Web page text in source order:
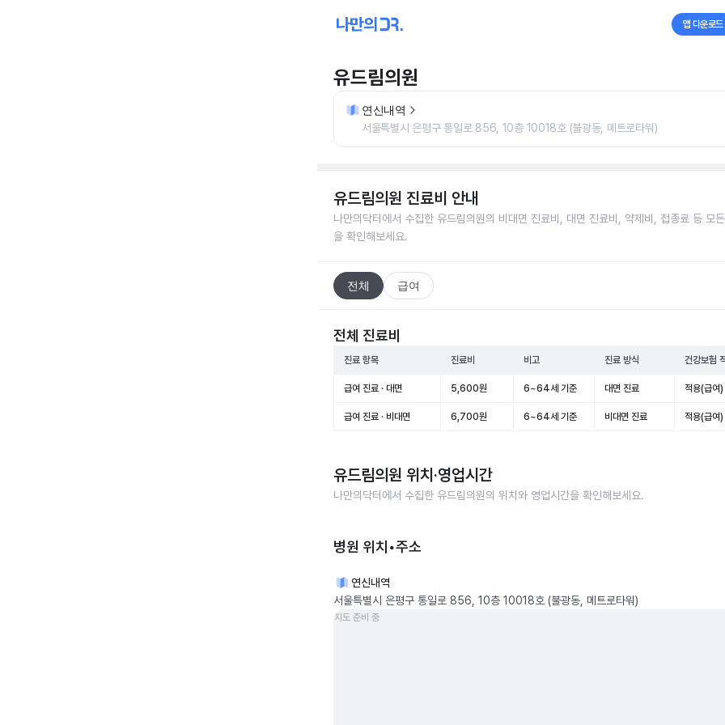
앱 다운로드
유드림의원
연신내역
서울특별시 은평구 통일로 856, 10층 10018호 (불광동, 메트로타워)
유드림의원 진료비 안내
나만의닥터에서 수집한 유드림의원의 비대면 진료비, 대면 진료비, 약제비, 접종료 등 모
을 확인해보세요.
전체 급여
전체 진료비
진료 항목 진료비 비고 진료 방식 건강보험
급여 진료 · 대면 5,600원 6~64세 기준 대면 진료 적용(급여)
급여 진료 · 비대면 6,700원 6~64세 기준 비대면 진료 적용(급여)
유드림의원 위치·영업시간
나만의닥터에서 수집한 유드림의원의 위치와 영업시간을 확인해보세요.
병원 위치•주소
연신내역
서울특별시 은평구 통일로 856, 10층 10018호 (불광동, 메트로타워)
지도 준비 중